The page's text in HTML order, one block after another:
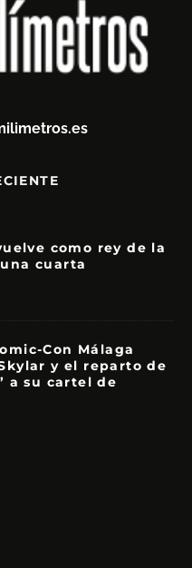
como rey de la
cuarta
Con Málaga
y el reparto de
a su cartel de